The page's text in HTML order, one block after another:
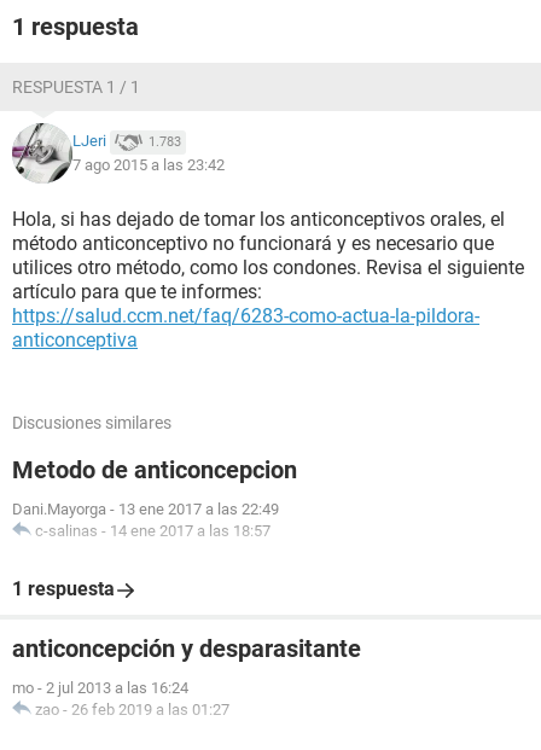
1 respuesta
RESPUESTA 1 / 1
LJeri 1.783
7 ago 2015 a las 23:42
Hola, si has dejado de tomar los anticonceptivos orales, el
método anticonceptivo no funcionará y es necesario que
utilices otro método, como los condones. Revisa el siguiente
artículo para que te informes:
https://salud.ccm.net/faq/6283-como-actua-la-pildora-
anticonceptiva
Discusiones similares
Metodo de anticoncepcion
Dani.Mayorga - 13 ene 2017 a las 22:49
c-salinas - 14 ene 2017 a las 18:57
1 respuesta
anticoncepción y desparasitante
mo - 2 jul 2013 a las 16:24
zao - 26 feb 2019 a las 01:27